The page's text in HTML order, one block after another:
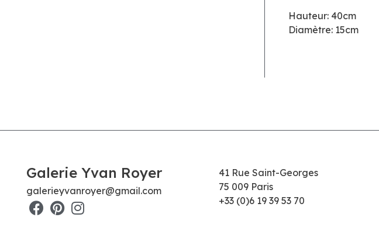
Hauteur: 40cm
Diamètre: 15cm
Galerie Yvan Royer
galerieyvanroyer@gmail.com
41 Rue Saint-Georges
75 009 Paris
+33 (0)6 19 39 53 70